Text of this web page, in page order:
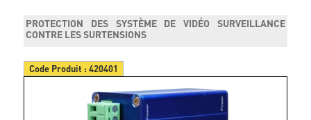
PROTECTION DES SYSTÈME DE VIDÉO SURVEILLANCE
CONTRE LES SURTENSIONS
Code Produit :420401